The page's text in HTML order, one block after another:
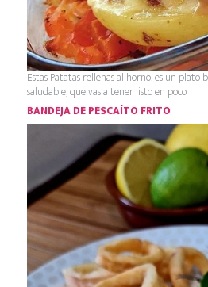
Estas Patatas rellenas al horno, es un plato
saludable, que vas a tener listo en poco
BANDEJA DE PESCAÍTO FRITO